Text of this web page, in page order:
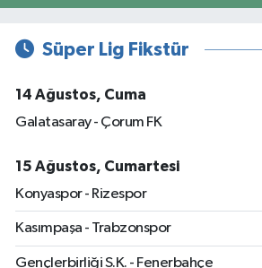
Süper Lig Fikstür
14 Ağustos, Cuma
Galatasaray - Çorum FK
15 Ağustos, Cumartesi
Konyaspor - Rizespor
Kasımpaşa - Trabzonspor
Gençlerbirliği S.K. - Fenerbahçe